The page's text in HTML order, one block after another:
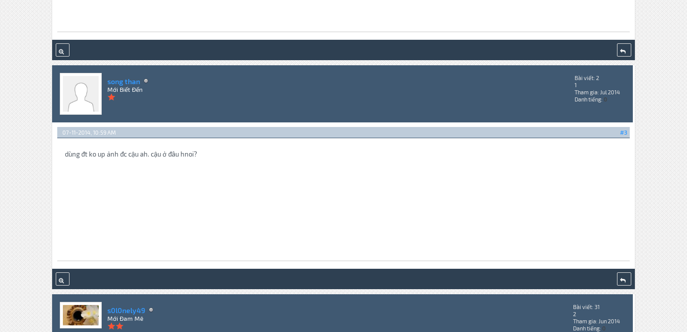
song than
Mới Biết Đến
Bài viết: 2
1
Tham gia: Jul 2014
Danh tiếng: 0
#3
07-11-2014, 10:59 AM
dùng đt ko up ảnh đc cậu ah. cậu ở đâu hnoi?
s0l0nely49
Mới Đam Mê
Bài viết: 31
2
Tham gia: Jun 2014
Danh tiếng: 0